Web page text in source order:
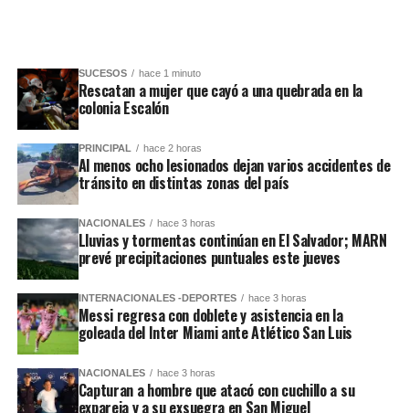
SUCESOS hace 1 minuto
Rescatan a mujer que cayó a una quebrada en la
colonia Escalón
PRINCIPAL hace 2 horas
Al menos ocho lesionados dejan varios accidentes de
tránsito en distintas zonas del país
NACIONALES hace 3 horas
Lluvias y tormentas continúan en El Salvador; MARN
prevé precipitaciones puntuales este jueves
INTERNACIONALES -DEPORTES hace 3 horas
Messi regresa con doblete y asistencia en la
goleada del Inter Miami ante Atlético San Luis
NACIONALES hace 3 horas
Capturan a hombre que atacó con cuchillo a su
expareja y a su exsuegra en San Miguel